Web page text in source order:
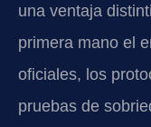
una ventaja
primera mano el
oficiales, los
pruebas de